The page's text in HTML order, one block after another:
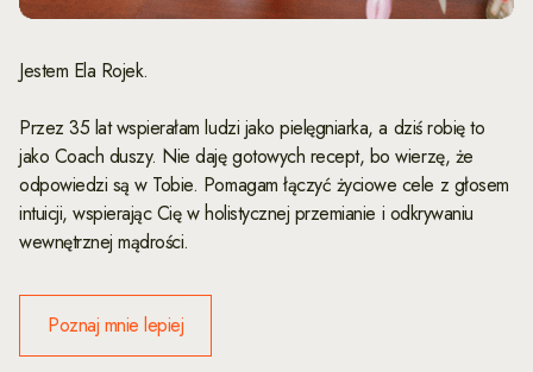
Jestem Ela Rojek.
Przez 35 lat wspierałam ludzi jako pielęgniarka, a dziś robię to
jako Coach duszy. Nie daję gotowych recept, bo wierzę, że
odpowiedzi są w Tobie. Pomagam łączyć życiowe cele z głosem
intuicji, wspierając Cię w holistycznej przemianie i odkrywaniu
wewnętrznej mądrości.
Poznaj mnie lepiej